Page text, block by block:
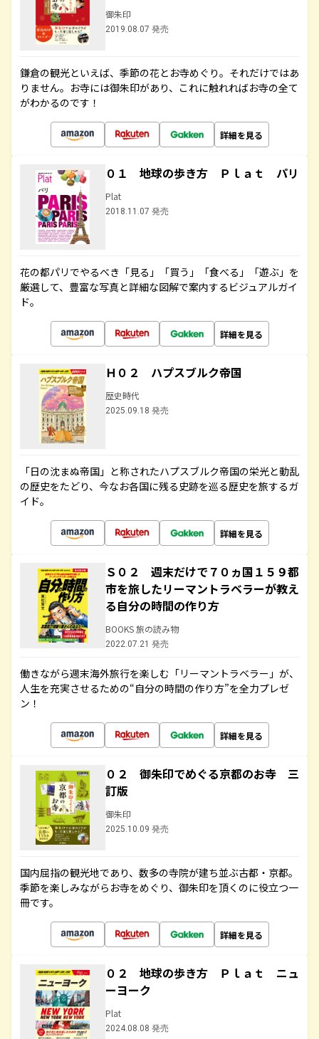
御朱印
2019.08.07 発売
鎌倉の観光といえば、季節の花とお寺めぐり。それだけではあ
りません。お寺には御朱印があり、これに触れればお寺の全て
がわかるのです！
詳細を見る
０１ 地球の歩き方 Ｐｌａｔ パリ
Plat
2018.11.07 発売
花の都パリでやるべき「見る」「買う」「食べる」「遊ぶ」を
厳選して、豊富な写真と詳細な図解で案内するビジュアルガイ
ド。
詳細を見る
Ｈ０２ ハプスブルク帝国
歴史時代
2025.09.18 発売
「日の沈まぬ帝国」と称されたハプスブルク帝国の栄光と動乱
の歴史をたどり、今なお各国に残る史跡を巡る歴史を旅するガ
イド。
詳細を見る
Ｓ０２ 週末だけで７０ヵ国１５９都
市を旅したリーマントラベラーが教え
る自分の時間の作り方
BOOKS 旅の読み物
2022.07.21 発売
働きながら週末海外旅行を楽しむ「リーマントラベラー」が、
人生を充実させるための“自分の時間の作り方”を全力プレゼ
ン！
詳細を見る
０２ 御朱印でめぐる京都のお寺 三
訂版
御朱印
2025.10.09 発売
国内屈指の観光地であり、数多の寺院が建ち並ぶ古都・京都。
季節を楽しみながらお寺をめぐり、御朱印を頂くのに役立つ一
冊です。
詳細を見る
０２ 地球の歩き方 Ｐｌａｔ ニュ
ーヨーク
Plat
2024.08.08 発売